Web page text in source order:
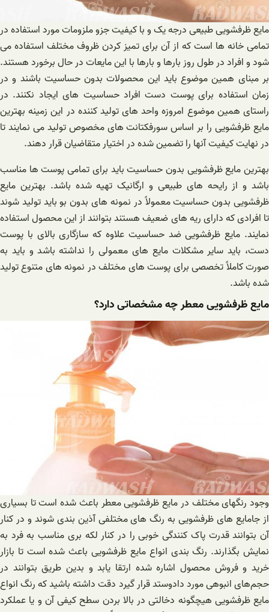
مایع ظرفشویی طبیعی درجه یک و با کیفیت جزو ملزومات مورد استفاده در
تمامی خانه ‌ها است که از آن برای تمیز کردن ظروف مختلف استفاده می‌
شود و افراد در طول روز بارها و بارها با این مایعات در حال برخورد هستند.
بر مبنای همین موضوع باید این محصولات بدون حساسیت باشند و در
زمان استفاده برای پوست دست افراد حساسیت های ایجاد نکنند. در
راستای همین موضوع امروزه واحد های تولید کننده در این زمینه بهترین
مایع ظرفشویی را بر اساس سورفکتانت ‌های مخصوص تولید می نمایند تا
در نهایت کیفیت آنها را تضمین شده در اختیار متقاضیان قرار دهند.
بهترین مایع ظرفشویی بدون حساسیت باید برای تمامی پوست ها مناسب
باشد و از رایحه های طبیعی و ارگانیک تهیه شده باشد. بهترین مایع
ظرفشویی بدون حساسیت معمولاً در نمونه‌ های بدون بو باید تولید شوند
تا افرادی که دارای ریه های ضعیف هستند بتوانند از این محصول استفاده
نمایند. مایع ظرفشویی ضد حساسیت علاوه که سازگاری بالای با پوست
دست، باید سایر مشکلات مایع های معمولی را نداشته باشد و باید به
صورت کاملاً تخصصی برای پوست های مختلف در نمونه های متنوع تولید
شده باشد.
مایع ظرفشویی معطر چه مشخصاتی دارد؟
وجود رنگهای مختلف در مایع ظرفشویی معطر باعث شده است تا بسیاری
از جامایع های ظرفشویی به رنگ های مختلفی آذین بندی شوند و در کنار
آن بتوانند قدرت پاک کنندگی خوبی را در کنار لکه بری مناسب به فرد به
نمایش بگذارند. رنگ بندی انواع مایع ظرفشویی باعث شده است تا بازار
خرید و فروش محصول اشاره شده ارتقا یابد و بدین طریق بتوانند در
حجم‌های انبوهی مورد دادوستد قرار گیرد دقت داشته باشید که رنگ انواع
مایع ظرفشویی هیچگونه دخالتی در بالا بردن سطح کیفی آن و یا عملکرد